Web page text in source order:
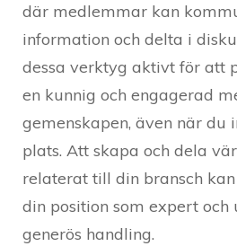
där medlemmar kan
information och delta i
dessa verktyg aktivt för att
en kunnig och engagerad
gemenskapen, även när du
plats. Att skapa och dela
relaterat till din bransch
din position som expert och
generös handling.